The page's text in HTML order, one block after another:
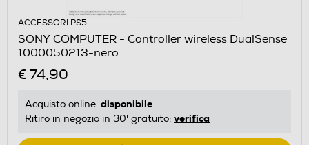
ACCESSORI PS5
SONY COMPUTER - Controller wireless DualSense
1000050213-nero
€ 74,90
Acquisto online: disponibile
Ritiro in negozio in 30' gratuito: verifica